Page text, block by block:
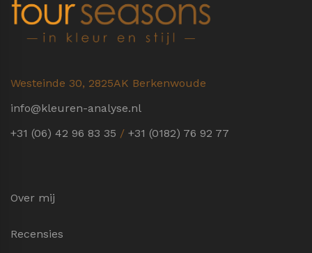
Westeinde 30, 2825AK Berkenwoude
info@kleuren-analyse.nl
+31 (06) 42 96 83 35 / +31 (0182) 76 92 77
Over mij
Recensies